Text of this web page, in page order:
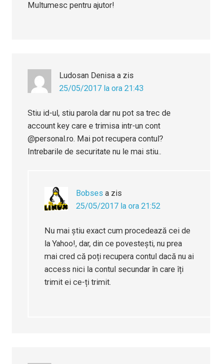
Multumesc pentru ajutor!
Ludosan Denisa a zis
25/05/2017 la ora 21:43
Stiu id-ul, stiu parola dar nu pot sa trec de
account key care e trimisa intr-un cont
@personal.ro. Mai pot recupera contul?
Intrebarile de securitate nu le mai stiu..
Bobses a zis
25/05/2017 la ora 21:52
Nu mai știu exact cum procedează cei de
la Yahoo!, dar, din ce povestești, nu prea
mai cred că poți recupera contul dacă nu ai
access nici la contul secundar în care îți
trimit ei ce-ți trimit.